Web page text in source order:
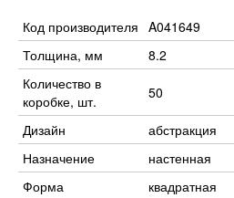
Код производителя A041649
Толщина, мм
8.2
Количество в
коробке, шт.
50
Дизайн
абстракция
Назначение
настенная
Форма
квадратная